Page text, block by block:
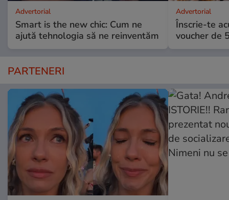
Advertorial
Smart is the new chic: Cum ne
ajută tehnologia să ne reinventăm
Advertorial
Înscrie-te
voucher de
PARTENERI